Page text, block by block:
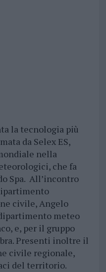
la tecnologia più
da Selex ES,
nella
che fa
Spa. All’incontro
civile, Angelo
meteo
e, per il gruppo
Presenti inoltre il
civile regionale,
del territorio.